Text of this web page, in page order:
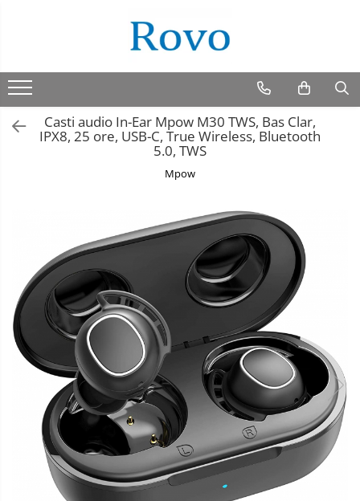
Casti audio In-Ear Mpow M30 TWS, Bas Clar,
IPX8, 25 ore, USB-C, True Wireless, Bluetooth
5.0, TWS
Mpow